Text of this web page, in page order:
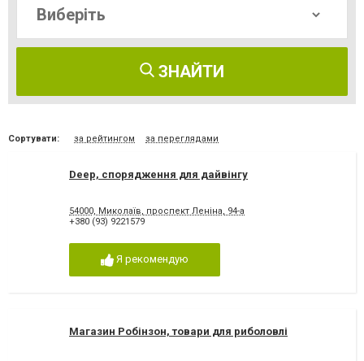
ЗНАЙТИ
Сортувати: за рейтингом за переглядами
Deep, спорядження для дайвінгу
54000, Миколаїв, проспект Леніна, 94-а
+380 (93) 9221579
Я рекомендую
Магазин Робінзон, товари для риболовлі